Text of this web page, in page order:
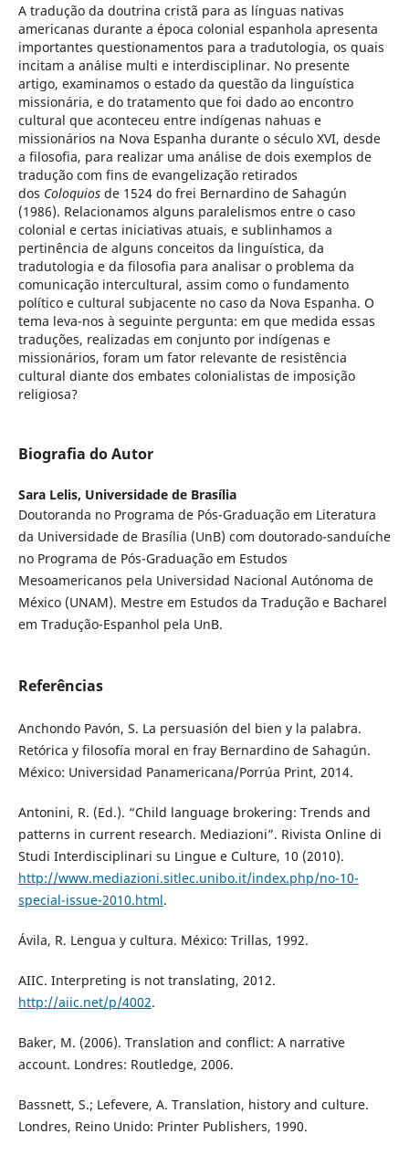
A tradução da doutrina cristã para as línguas nativas
americanas durante a época colonial espanhola apresenta
importantes questionamentos para a tradutologia, os quais
incitam a análise multi e interdisciplinar. No presente
artigo, examinamos o estado da questão da linguística
missionária, e do tratamento que foi dado ao encontro
cultural que aconteceu entre indígenas nahuas e
missionários na Nova Espanha durante o século XVI, desde
a filosofia, para realizar uma análise de dois exemplos de
tradução com fins de evangelização retirados
dos Coloquiosde 1524 do frei Bernardino de Sahagún
(1986). Relacionamos alguns paralelismos entre o caso
colonial e certas iniciativas atuais, e sublinhamos a
pertinência de alguns conceitos da linguística, da
tradutologia e da filosofia para analisar o problema da
comunicação intercultural, assim como o fundamento
político e cultural subjacente no caso da Nova Espanha. O
tema leva-nos à seguinte pergunta: em que medida essas
traduções, realizadas em conjunto por indígenas e
missionários, foram um fator relevante de resistência
cultural diante dos embates colonialistas de imposição
religiosa?
Biografia do Autor
Sara Lelis, Universidade de Brasília
Doutoranda no Programa de Pós-Graduação em Literatura
da Universidade de Brasília (UnB) com doutorado-sanduíche
no Programa de Pós-Graduação em Estudos
Mesoamericanos pela Universidad Nacional Autónoma de
México (UNAM). Mestre em Estudos da Tradução e Bacharel
em Tradução-Espanhol pela UnB.
Referências
Anchondo Pavón, S. La persuasión del bien y la palabra.
Retórica y filosofía moral en fray Bernardino de Sahagún.
México: Universidad Panamericana/Porrúa Print, 2014.
Antonini, R. (Ed.). “Child language brokering: Trends and
patterns in current research. Mediazioni”. Rivista Online di
Studi Interdisciplinari su Lingue e Culture, 10 (2010).
http://www.mediazioni.sitlec.unibo.it/index.php/no-10-
special-issue-2010.html.
Ávila, R. Lengua y cultura. México: Trillas, 1992.
AIIC. Interpreting is not translating, 2012.
http://aiic.net/p/4002.
Baker, M. (2006). Translation and conflict: A narrative
account. Londres: Routledge, 2006.
Bassnett, S.; Lefevere, A. Translation, history and culture.
Londres, Reino Unido: Printer Publishers, 1990.